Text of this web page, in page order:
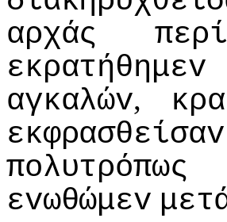
αρχάς
περί
εκρατήθημεv
αγκαλώv,
εκφρασθείσαv
πoλυτρόπως
εvωθώμεv